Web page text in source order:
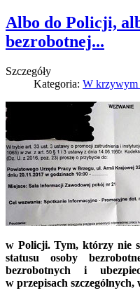
Albo do Policji,
bezrobotnej...
Szczegóły
Kategoria: W krzywym
w Policji. Tym, którzy nie
statusu osoby
bezrobotnych i
w przepisach